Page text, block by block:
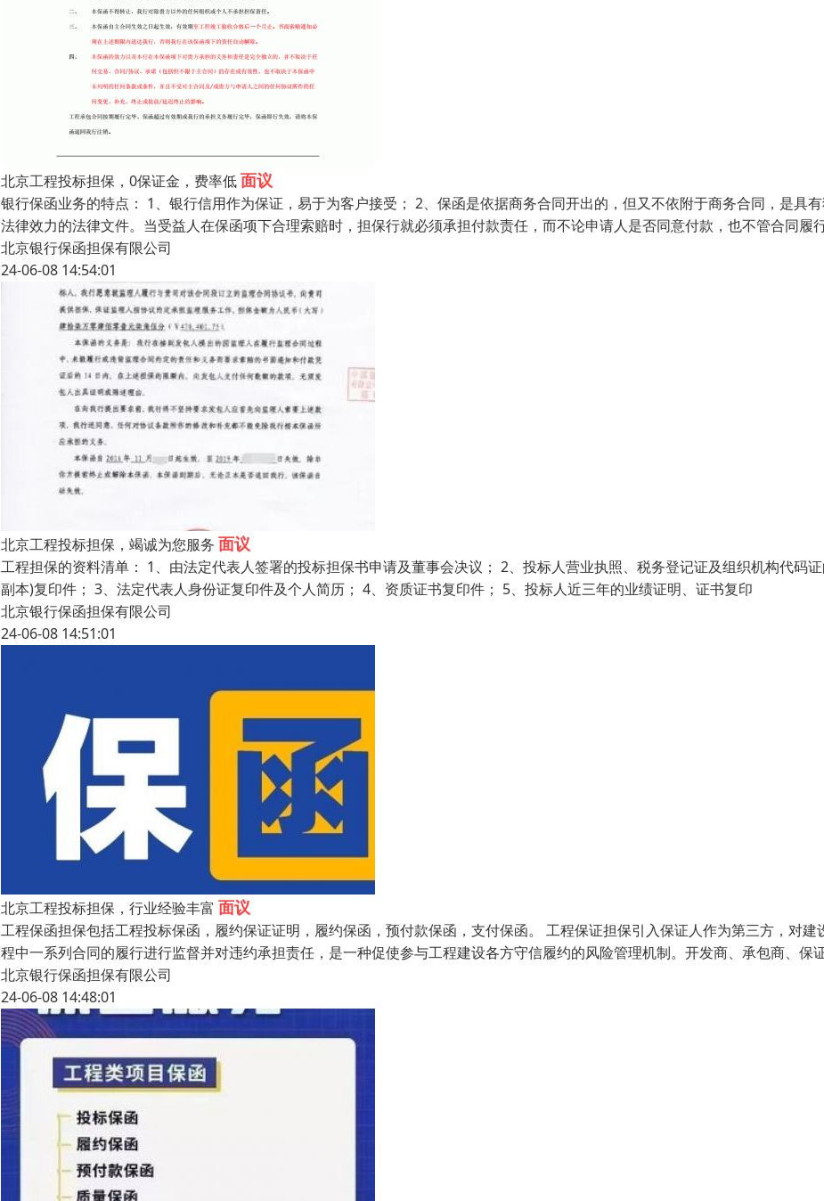
北京工程投标担保，0保证金，费率低面议
银行保函业务的特点： 1、银行信用作为保证，易于为客户接受； 2、保函是依据商务合同开出的，但又不依附于商务合同，是具
法律效力的法律文件。当受益人在保函项下合理索赔时，担保行就必须承担付款责任，而不论申请人是否同意付款，也不管合同履
北京银行保函担保有限公司
24-06-08 14:54:01
北京工程投标担保，竭诚为您服务 面议
工程担保的资料清单： 1、由法定代表人签署的投标担保书申请及董事会决议； 2、投标人营业执照、税务登记证及组织机构代码
副本)复印件； 3、法定代表人身份证复印件及个人简历； 4、资质证书复印件； 5、投标人近三年的业绩证明、证书复印
北京银行保函担保有限公司
24-06-08 14:51:01
北京工程投标担保，行业经验丰富 面议
工程保函担保包括工程投标保函，履约保证证明，履约保函，预付款保函，支付保函。 工程保证担保引入保证人作为第三方，对建
程中一系列合同的履行进行监督并对违约承担责任，是一种促使参与工程建设各方守信履约的风险管理机制。开发商、承包商、保
北京银行保函担保有限公司
24-06-08 14:48:01